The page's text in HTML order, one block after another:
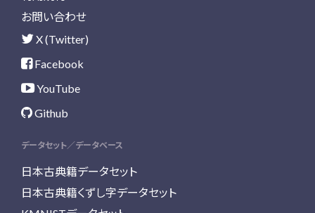
お問い合わせ
X (Twitter)
Facebook
YouTube
Github
データセット／データベース
日本古典籍データセット
日本古典籍くずし字データセット